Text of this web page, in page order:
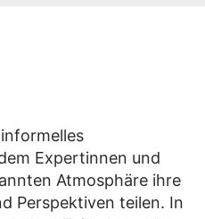
Expertinnen und
Atmosphäre ihre
Perspektiven teilen. In